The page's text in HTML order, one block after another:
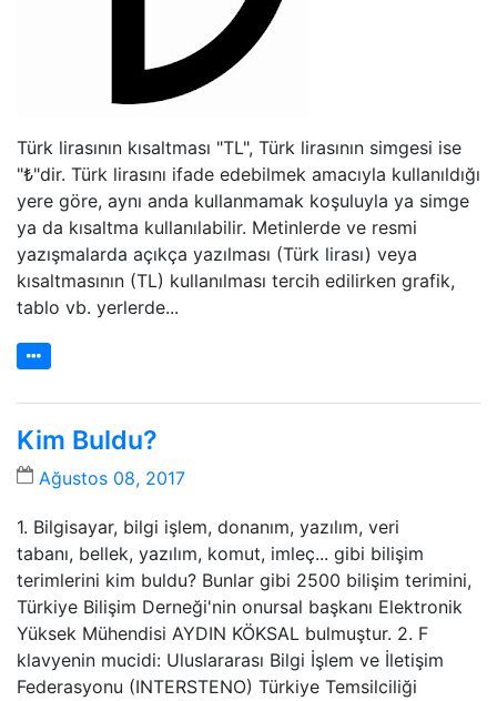
Türk lirasının kısaltması "TL", Türk lirasının simgesi ise
"₺"dir. Türk lirasını ifade edebilmek amacıyla kullanıldığı
yere göre, aynı anda kullanmamak koşuluyla ya simge
ya da kısaltma kullanılabilir. Metinlerde ve resmi
yazışmalarda açıkça yazılması (Türk lirası) veya
kısaltmasının (TL) kullanılması tercih edilirken grafik,
tablo vb. yerlerde...
Kim Buldu?
Ağustos 08, 2017
1. Bilgisayar, bilgi işlem, donanım, yazılım, veri
tabanı, bellek, yazılım, komut, imleç... gibi bilişim
terimlerini kim buldu? Bunlar gibi 2500 bilişim terimini,
Türkiye Bilişim Derneği'nin onursal başkanı Elektronik
Yüksek Mühendisi AYDIN KÖKSAL bulmuştur. 2. F
klavyenin mucidi: Uluslararası Bilgi İşlem ve İletişim
Federasyonu (INTERSTENO) Türkiye Temsilciliği